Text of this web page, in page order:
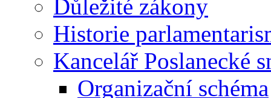
Důležité zákony
Historie
Kancelář Poslanecké
Organizační schéma